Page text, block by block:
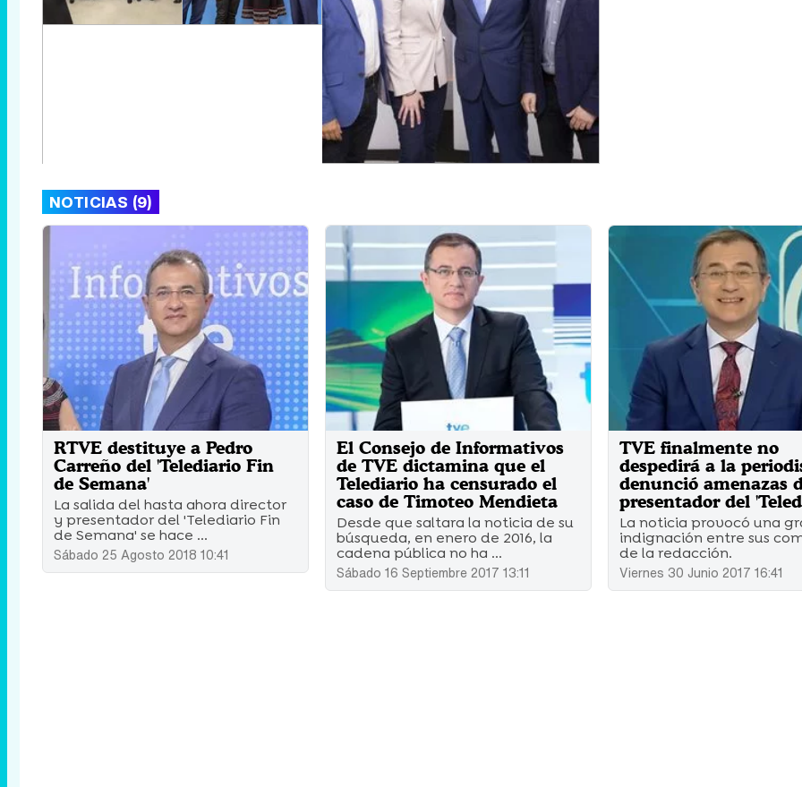
NOTICIAS (9)
RTVE destituye a Pedro
Carreño del 'Telediario Fin
de Semana'
La salida del hasta ahora director
y presentador del 'Telediario Fin
de Semana' se hace ...
Sábado 25 Agosto 2018 10:41
El Consejo de Informativos
de TVE dictamina que el
Telediario ha censurado el
caso de Timoteo Mendieta
Desde que saltara la noticia de su
búsqueda, en enero de 2016, la
cadena pública no ha ...
Sábado 16 Septiembre 2017 13:11
TVE finalmente no
despedirá a la
denunció amenazas
presentador del
La noticia provocó una
indignación entre sus
de la redacción.
Viernes 30 Junio 2017 16:41